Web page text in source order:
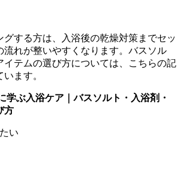
グする方は、入浴後の乾燥対策までセッ
流れが整いやすくなります。バスソル
イテムの選び方については、こちらの記
ます。
学ぶ入浴ケア｜バスソルト・入浴剤・
方
い